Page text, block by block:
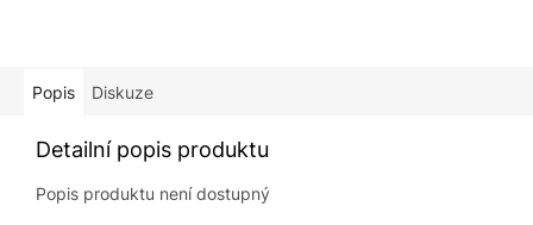
Popis Diskuze
Detailní popis produktu
Popis produktu není dostupný